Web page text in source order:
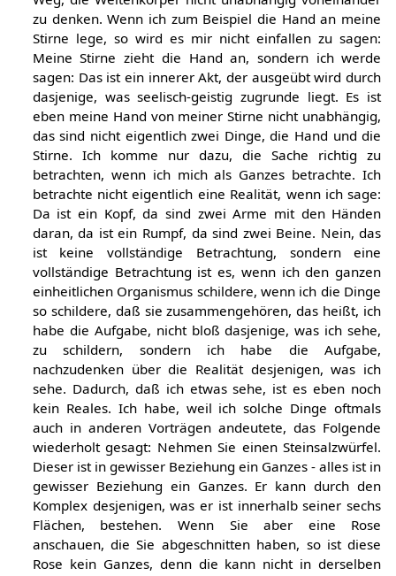
zu denken. Wenn ich zum Beispiel die Hand an meine
Stirne lege, so wird es mir nicht einfallen zu sagen:
Meine Stirne zieht die Hand an, sondern ich werde
sagen: Das ist ein innerer Akt, der ausgeübt wird durch
dasjenige, was seelisch-geistig zugrunde liegt. Es ist
eben meine Hand von meiner Stirne nicht unabhängig,
das sind nicht eigentlich zwei Dinge, die Hand und die
Stirne. Ich komme nur dazu, die Sache richtig zu
betrachten, wenn ich mich als Ganzes betrachte. Ich
betrachte nicht eigentlich eine Realität, wenn ich sage:
Da ist ein Kopf, da sind zwei Arme mit den Händen
daran, da ist ein Rumpf, da sind zwei Beine. Nein, das
ist keine vollständige Betrachtung, sondern eine
vollständige Betrachtung ist es, wenn ich den ganzen
einheitlichen Organismus schildere, wenn ich die Dinge
so schildere, daß sie zusammengehören, das heißt, ich
habe die Aufgabe, nicht bloß dasjenige, was ich sehe,
zu schildern, sondern ich habe die Aufgabe,
nachzudenken über die Realität desjenigen, was ich
sehe. Dadurch, daß ich etwas sehe, ist es eben noch
kein Reales. Ich habe, weil ich solche Dinge oftmals
auch in anderen Vorträgen andeutete, das Folgende
wiederholt gesagt: Nehmen Sie einen Steinsalzwürfel.
Dieser ist in gewisser Beziehung ein Ganzes - alles ist in
gewisser Beziehung ein Ganzes. Er kann durch den
Komplex desjenigen, was er ist innerhalb seiner sechs
Flächen, bestehen. Wenn Sie aber eine Rose
anschauen, die Sie abgeschnitten haben, so ist diese
Rose kein Ganzes, denn die kann nicht in derselben